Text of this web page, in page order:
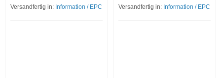
Versandfertig in: Information / EPC Versandfertig in: Information / EPC